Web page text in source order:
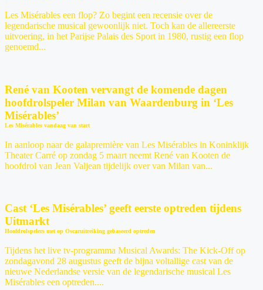
Les Misérables een flop? Zo begint een recensie over de
legendarische musical gewoonlijk niet. Toch kan de allereerste
uitvoering, in het Parijse Palais des Sport in 1980, rustig een flop
genoemd...
René van Kooten vervangt de komende dagen
hoofdrolspeler Milan van Waardenburg in ‘Les
Misérables’
Les Misérables vandaag van start
In aanloop naar de galapremière van Les Misérables in Koninklijk
Theater Carré op zondag 5 maart neemt René van Kooten de
hoofdrol van Jean Valjean tijdelijk over van Milan van...
Cast ‘Les Misérables’ geeft eerste optreden tijdens
Uitmarkt
Hoofdrolspelers met op Oscaruitreiking gebaseerd optreden
Tijdens het live tv-programma Musical Awards: The Kick-Off op
zondagavond 28 augustus geeft de bijna voltallige cast van de
nieuwe Nederlandse versie van de legendarische musical Les
Misérables een optreden....